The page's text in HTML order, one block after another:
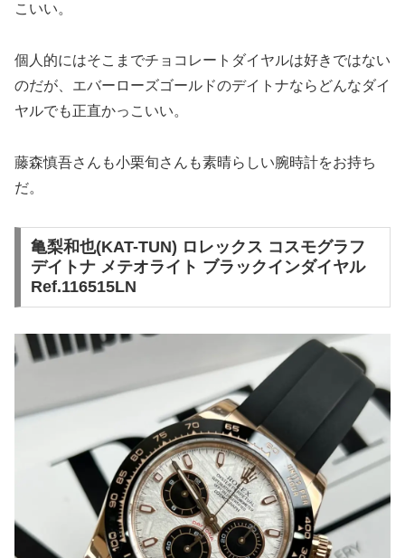
こいい。
個人的にはそこまでチョコレートダイヤルは好きではない
のだが、エバーローズゴールドのデイトナならどんなダイ
ヤルでも正直かっこいい。
藤森慎吾さんも小栗旬さんも素晴らしい腕時計をお持ち
だ。
亀梨和也(KAT-TUN) ロレックス コスモグラフ
デイトナ メテオライト ブラックインダイヤル
Ref.116515LN